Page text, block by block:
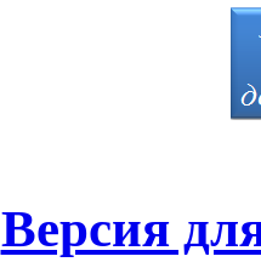
Версия